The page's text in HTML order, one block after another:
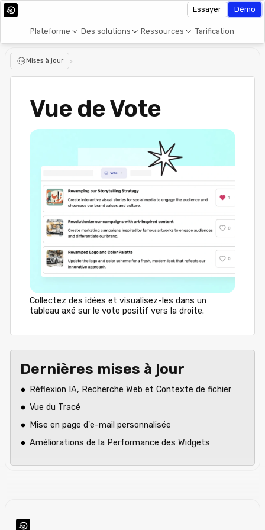
Plateforme Des solutions Ressources Tarification
Essayer Démo
Mises à jour >
Vue de Vote
Collectez des idées et visualisez-les dans un
tableau axé sur le vote positif vers la droite.
Dernières mises à jour
Réflexion IA, Recherche Web et Contexte de fichier
Vue du Tracé
Mise en page d'e-mail personnalisée
Améliorations de la Performance des Widgets